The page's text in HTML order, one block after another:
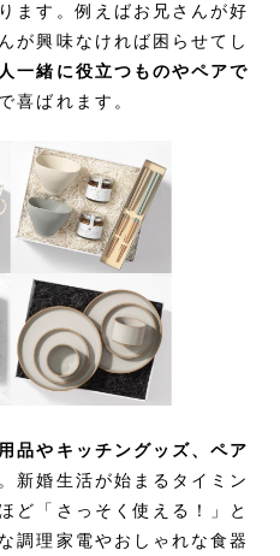
ます。例えばお兄さんが好
が興味なければ困らせてし
一緒に役立つものやペアで
喜ばれます。
品やキッチングッズ、ペア
新婚生活が始まるタイミン
ど「さっそく使える！」と
調理家電やおしゃれな食器